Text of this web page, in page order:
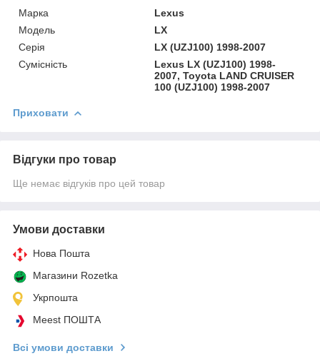
Марка
Lexus
Модель
LX
Серія
LX (UZJ100) 1998-2007
Сумісність
Lexus LX (UZJ100) 1998-
2007, Toyota LAND CRUISER
100 (UZJ100) 1998-2007
Приховати
Відгуки про товар
Ще немає відгуків про цей товар
Умови доставки
Нова Пошта
Магазини Rozetka
Укрпошта
Meest ПОШТА
Всі умови доставки